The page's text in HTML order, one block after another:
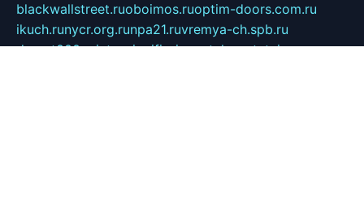
blackwallstreet.ruoboimos.ruoptim-doors.com.ru
ikuch.runycr.org.runpa21.ruvremya-ch.spb.ru
desert000.ruivtorgi.ruifiori.rucatalog-statei.ru